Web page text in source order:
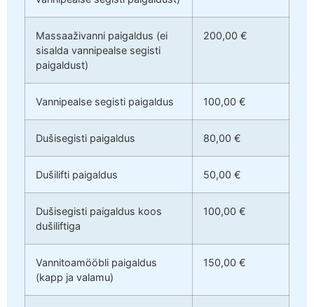
Massaaživanni paigaldus (ei
sisalda vannipealse segisti
paigaldust)
200,00 €
Vannipealse segisti paigaldus 100,00 €
Dušisegisti paigaldus 80,00 €
Dušilifti paigaldus 50,00 €
Dušisegisti paigaldus koos
dušiliftiga
100,00 €
Vannitoamööbli paigaldus
(kapp ja valamu)
150,00 €